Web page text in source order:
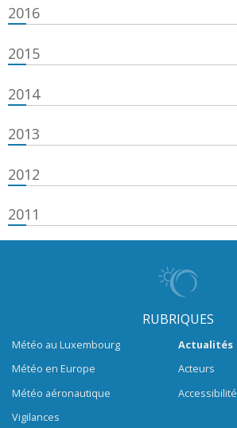
2016
2015
2014
2013
2012
2011
RUBRIQUES
Météo au Luxembourg
Météo en Europe
Météo aéronautique
Vigilances
Actualités
Acteurs
Accessibilité